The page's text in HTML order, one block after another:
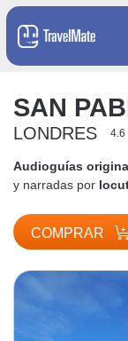
SAN
LONDRES 4.6
Audioguías
y narradas por
COMPRAR